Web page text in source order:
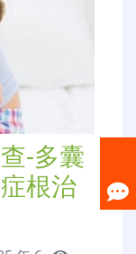
-多囊
根治